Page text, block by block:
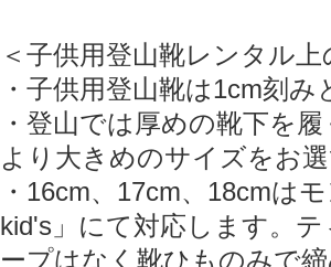
＜子供用登山靴レンタル
・子供用登山靴は1cm刻
・登山では厚めの靴下を
より大きめのサイズをお
・16cm、17cm、18cmは
kid's」にて対応します。
ープはなく靴ひものみで